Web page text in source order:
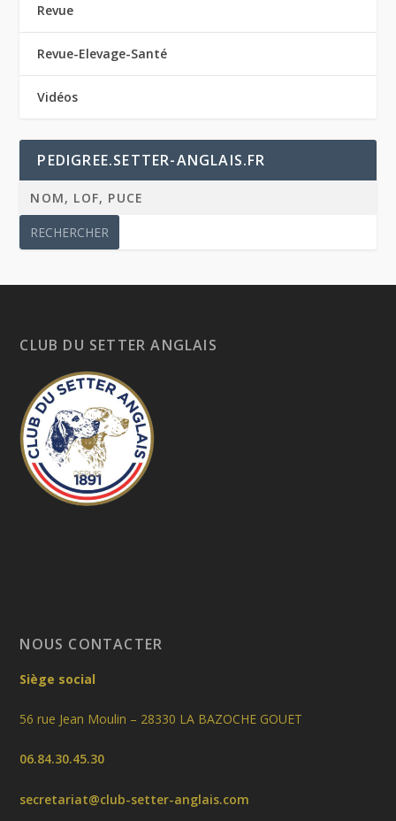
Revue
Revue-Elevage-Santé
Vidéos
PEDIGREE.SETTER-ANGLAIS.FR
CLUB DU SETTER ANGLAIS
NOUS CONTACTER
Siège social
56 rue Jean Moulin – 28330 LA BAZOCHE GOUET
06.84.30.45.30
secretariat@club-setter-anglais.com